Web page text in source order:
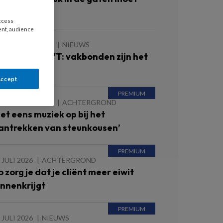
NIEUWS
cao VVT: vakbonden zijn het
niet eens
ACHTERGROND
eens muziek op bij het
van steunkousen’
JULI 2026 ACHTERGROND
zorg je dat je cliënt meer eiwit
JULI 2026 NIEUWS
audience